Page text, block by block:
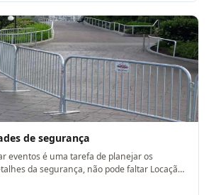
de segurança
eventos é uma tarefa de planejar os
não pode faltar Locação